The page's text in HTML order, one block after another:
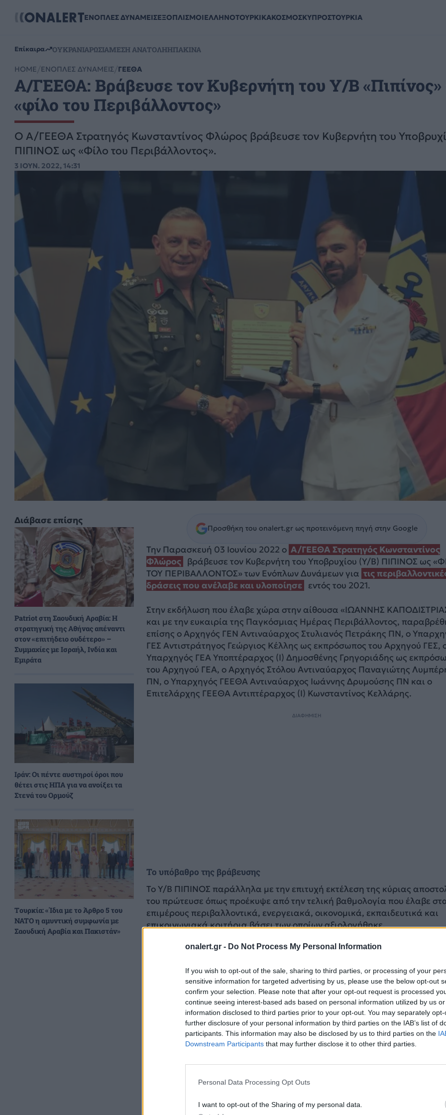
onalert.gr - Do Not Process My Personal Information
If you wish to opt-out of the sale, sharing to third parties, or processing of your
sensitive information for targeted advertising by us, please use the below opt-out
confirm your selection. Please note that after your opt-out request is processed
continue seeing interest-based ads based on personal information utilized by us
information disclosed to third parties prior to your opt-out. You may separately
further disclosure of your personal information by third parties on the IAB’s list of
participants. This information may also be disclosed by us to third parties on the
Downstream Participants that may further disclose it to other third parties.
Personal Data Processing Opt Outs
I want to opt-out of the Sharing of my personal data.
ΕΝΟΠΛΕΣ ΔΥΝΑΜΕΙΣΕΞΟΠΛΙΣΜΟΙΕΛΛΗΝΟΤΟΥΡΚΙΚΑΚΟΣΜΟΣΚΥΠΡΟΣΤΟΥΡΚΙΑ
Επίκαιρα ΟΥΚΡΑΝΙΑΡΩΣΙΑΜΕΣΗ ΑΝΑΤΟΛΗΗΠΑΚΙΝΑ
HOME ΕΝΟΠΛΕΣ ΔΥΝΑΜΕΙΣ ΓΕΕΘΑ
Α/ΓΕΕΘΑ: Βράβευσε τον Κυβερνήτη του Υ/Β
«φίλο του Περιβάλλοντος»
Ο Α/ΓΕΕΘΑ Στρατηγός Κωνσταντίνος Φλώρος βράβευσε τον Κυβερνήτη του
ΠΙΠΙΝΟΣ ως «Φίλο του Περιβάλλοντος».
3 ΙΟΥΝ. 2022, 14:31
Διάβασε επίσης
Patriot στη Σαουδική Αραβία: Η
στρατηγική της Αθήνας απέναντι
στον «επιτήδειο ουδέτερο» –
Συμμαχίες με Ισραήλ, Ινδία και
Εμιράτα
Ιράν: Οι πέντε αυστηροί όροι που
θέτει στις ΗΠΑ για να ανοίξει τα
Στενά του Ορμούζ
Τουρκία: «Ίδια με το Άρθρο 5 του
NATO η αμυντική συμφωνία με
Σαουδική Αραβία και Πακιστάν»
Προσθήκη του onalert.gr ως προτεινόμενη πηγή στην Google
Την Παρασκευή 03 Ιουνίου 2022 ο Α/ΓΕΕΘΑ Στρατηγός Κωνσταντίνος
Φλώρος βράβευσε τον Κυβερνήτη του Υποβρυχίου (Υ/Β) ΠΙΠΙΝΟΣ ως
ΤΟΥ ΠΕΡΙΒΑΛΛΟΝΤΟΣ» των Ενόπλων Δυνάμεων για τις
δράσεις που ανέλαβε και υλοποίησε εντός του 2021.
Στην εκδήλωση που έλαβε χώρα στην αίθουσα «ΙΩΑΝΝΗΣ
και με την ευκαιρία της Παγκόσμιας Ημέρας Περιβάλλοντος,
επίσης ο Αρχηγός ΓΕΝ Αντιναύαρχος Στυλιανός Πετράκης ΠΝ, ο
ΓΕΣ Αντιστράτηγος Γεώργιος Κέλλης ως εκπρόσωπος του Αρχηγού ΓΕΣ,
Υπαρχηγός ΓΕΑ Υποπτέραρχος (Ι) Δημοσθένης Γρηγοριάδης ως
του Αρχηγού ΓΕΑ, ο Αρχηγός Στόλου Αντιναύαρχος Παναγιώτης
ΠΝ, ο Υπαρχηγός ΓΕΕΘΑ Αντιναύαρχος Ιωάννης Δρυμούσης ΠΝ και ο
Επιτελάρχης ΓΕΕΘΑ Αντιπτέραρχος (Ι) Κωνσταντίνος Κελλάρης.
ΔΙΑΦΗΜΙΣΗ
Το υπόβαθρο της βράβευσης
Το Υ/Β ΠΙΠΙΝΟΣ παράλληλα με την επιτυχή εκτέλεση της κύριας
του πρώτευσε όπως προέκυψε από την τελική βαθμολογία που έλαβε
επιμέρους περιβαλλοντικά, ενεργειακά, οικονομικά, εκπαιδευτικά και
επικοινωνιακά κριτήρια βάσει των οποίων αξιολογήθηκε.